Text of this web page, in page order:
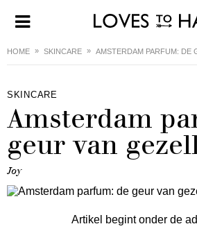
HOME SKINCARE AMSTERDAM PARFUM: DE
SKINCARE
Amsterdam
geur van
Joy
Artikel begint onder de